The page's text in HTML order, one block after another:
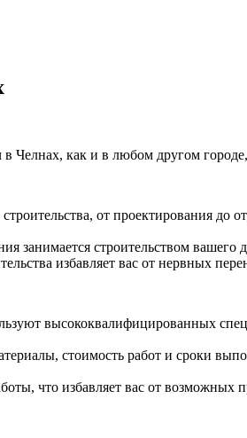
Челнах, как и в любом другом
от проектирования до
занимается строительством вашего
избавляет вас от нервных
высококвалифицированных
стоимость работ и сроки
что избавляет вас от возможных